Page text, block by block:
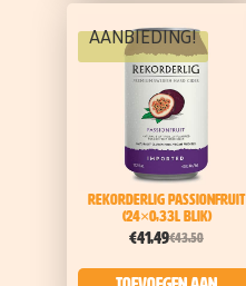
AANBIEDING!
Rekorderlig Passionfruit
(24×0,33l blik)
€43,50
€41,49